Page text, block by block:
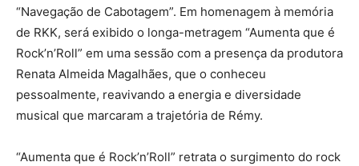
“Navegação de Cabotagem”. Em homenagem à memória
de RKK, será exibido o longa-metragem “Aumenta que é
Rock’n’Roll” em uma sessão com a presença da produtora
Renata Almeida Magalhães, que o conheceu
pessoalmente, reavivando a energia e diversidade
musical que marcaram a trajetória de Rémy.
“Aumenta que é Rock’n’Roll” retrata o surgimento do rock